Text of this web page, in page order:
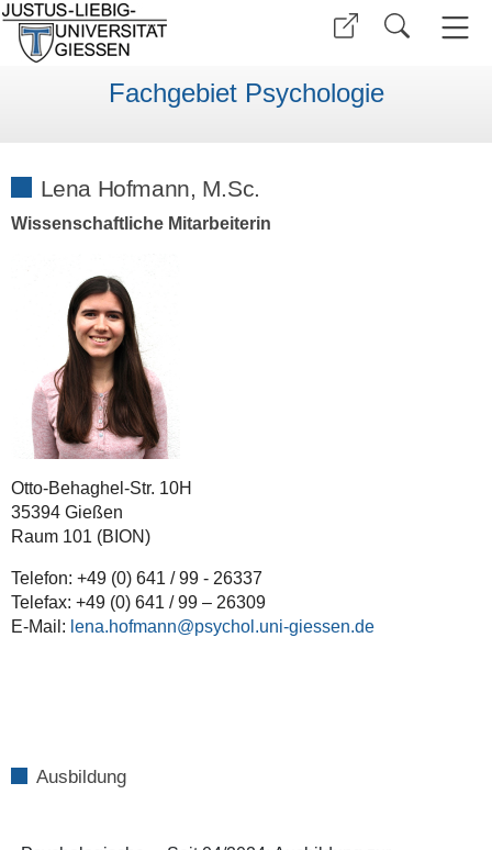
Fachgebiet Psychologie
Lena Hofmann, M.Sc.
Wissenschaftliche Mitarbeiterin
Otto-Behaghel-Str. 10H
35394 Gießen
Raum 101 (BION)
Telefon: +49 (0) 641 / 99 - 26337
Telefax: +49 (0) 641 / 99 – 26309
E-Mail: lena.hofmann
Ausbildung